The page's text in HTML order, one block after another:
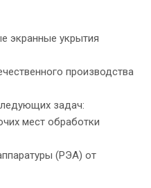
экранные укрытия
производства
задач:
мест обработки
(РЭА) от